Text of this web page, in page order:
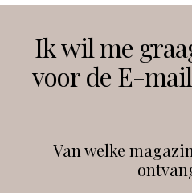
Instagram
Ik wil me
voor de E-
Van welke